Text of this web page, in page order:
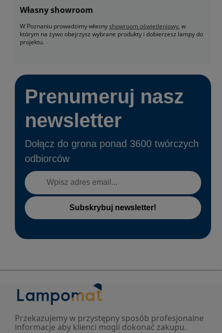
Własny showroom
W Poznaniu prowadzimy własnyshowroom oświetleniowy, w
którym na żywo obejrzysz wybrane produkty i dobierzesz lampy do
projektu.
Prenumeruj nasz
newsletter
Dołącz do grona ponad 3600 twórczych
odbiorców
Subskrybuj newsletter!
Przekazujemy w przystępny sposób profesjonalne
informacje aby klienci mogli dokonać zakupu.